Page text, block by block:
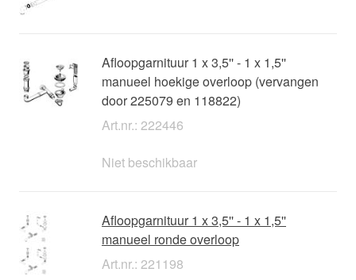
Afloopgarnituur 1 x 3,5'' - 1 x 1,5''
manueel hoekige overloop (vervangen
door 225079 en 118822)
Art.nr.: 222446
Niet beschikbaar
Afloopgarnituur 1 x 3,5'' - 1 x 1,5''
manueel ronde overloop
Art.nr.: 221198